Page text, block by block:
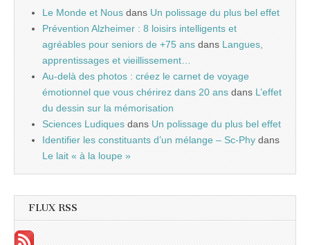
Le Monde et Nous dans Un polissage du plus bel effet
Prévention Alzheimer : 8 loisirs intelligents et
agréables pour seniors de +75 ans dans Langues,
apprentissages et vieillissement…
Au-delà des photos : créez le carnet de voyage
émotionnel que vous chérirez dans 20 ans dans L’effet
du dessin sur la mémorisation
Sciences Ludiques dans Un polissage du plus bel effet
Identifier les constituants d’un mélange – Sc-Phy dans
Le lait « à la loupe »
FLUX RSS